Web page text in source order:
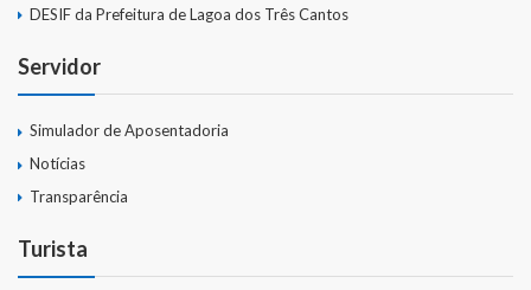
DESIF da Prefeitura de Lagoa dos Três Cantos
Servidor
Simulador de Aposentadoria
Notícias
Transparência
Turista